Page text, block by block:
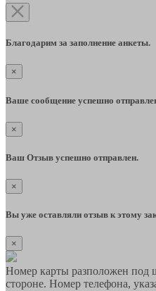
Благодарим за заполнение анкеты.
×
Ваше сообщение успешно
×
Ваш Отзыв успешно отправлен.
×
Вы уже оставляли отзыв к этому
×
Номер карты разположен под
стороне. Номер телефона,